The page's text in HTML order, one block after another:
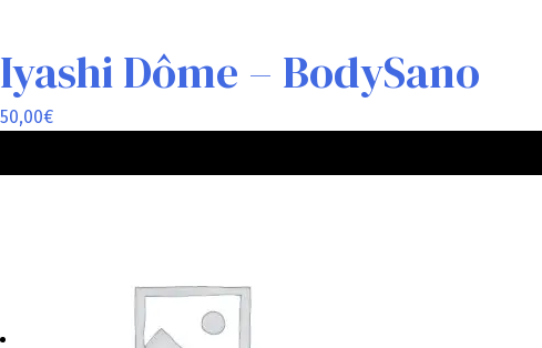
Iyashi Dôme – BodySano
50,00€